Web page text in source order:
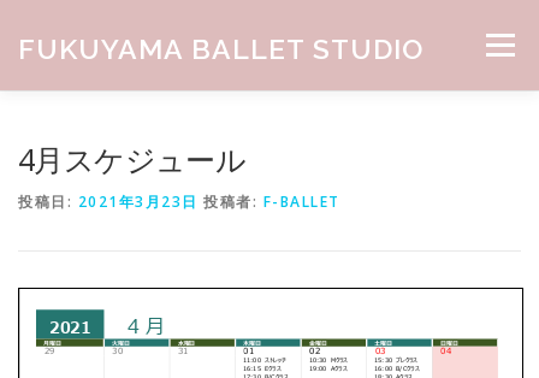
FUKUYAMA BALLET STUDIO メニュー
4月スケジュール
投稿日: 2021年3月23日 投稿者: F-BALLET